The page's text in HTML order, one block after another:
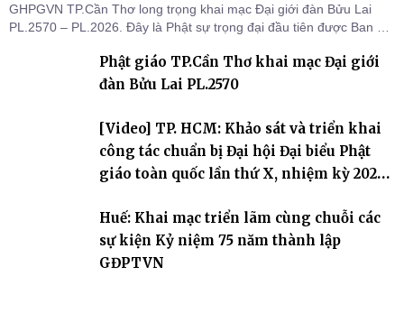
GHPGVN TP.Cần Thơ long trọng khai mạc Đại giới đàn Bửu Lai
PL.2570 – PL.2026. Đây là Phật sự trọng đại đầu tiên được Ban Trị
thứ I, thể hiện sự quan tâm đối với công tác truyền giới, đào tạo
Tăng tài và tiếp nối mạng mạch Tăng-g
Phật giáo TP.Cần Thơ khai mạc Đại giới
đàn Bửu Lai PL.2570
[Video] TP. HCM: Khảo sát và triển khai
công tác chuẩn bị Đại hội Đại biểu Phật
giáo toàn quốc lần thứ X, nhiệm kỳ 2026-
Huế: Khai mạc triển lãm cùng chuỗi các
sự kiện Kỷ niệm 75 năm thành lập
GĐPTVN